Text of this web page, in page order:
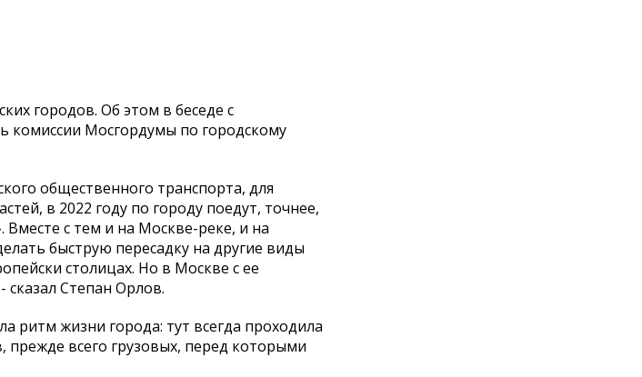
городов. Об этом в беседе с
комиссии Мосгордумы по городскому
общественного транспорта, для
в 2022 году по городу поедут, точнее,
Вместе с тем и на Москве-реке, и на
быструю пересадку на другие виды
столицах. Но в Москве с ее
Степан Орлов.
ритм жизни города: тут всегда проходила
прежде всего грузовых, перед которыми